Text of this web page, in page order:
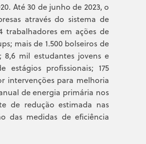
Até 30 de junho de 2023, o
através do sistema de
trabalhadores em ações de
mais de 1.500 bolseiros de
8,6 mil estudantes jovens e
estágios profissionais; 175
intervenções para melhoria
de energia primária nos
de redução estimada nas
das medidas de eficiência